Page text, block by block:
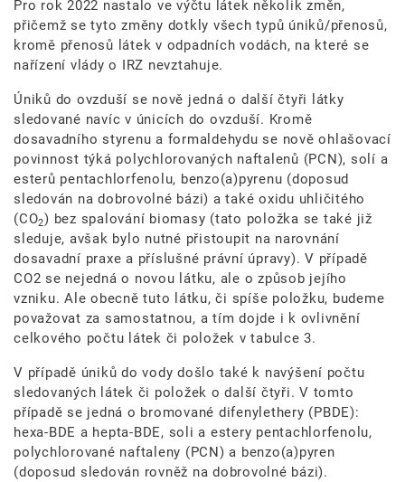
Pro rok 2022 nastalo ve výčtu látek několik změn,
přičemž se tyto změny dotkly všech typů úniků/přenosů,
kromě přenosů látek v odpadních vodách, na které se
nařízení vlády o IRZ nevztahuje.
Úniků do ovzduší se nově jedná o další čtyři látky
sledované navíc v únicích do ovzduší. Kromě
dosavadního styrenu a formaldehydu se nově ohlašovací
povinnost týká polychlorovaných naftalenů (PCN), solí a
esterů pentachlorfenolu, benzo(a)pyrenu (doposud
sledován na dobrovolné bázi) a také oxidu uhličitého
(CO2) bez spalování biomasy (tato položka se také již
sleduje, avšak bylo nutné přistoupit na narovnání
dosavadní praxe a příslušné právní úpravy). V případě
CO2 se nejedná o novou látku, ale o způsob jejího
vzniku. Ale obecně tuto látku, či spíše položku, budeme
považovat za samostatnou, a tím dojde i k ovlivnění
celkového počtu látek či položek v tabulce 3.
V případě úniků do vody došlo také k navýšení počtu
sledovaných látek či položek o další čtyři. V tomto
případě se jedná o bromované difenylethery (PBDE):
hexa-BDE a hepta-BDE, soli a estery pentachlorfenolu,
polychlorované naftaleny (PCN) a benzo(a)pyren
(doposud sledován rovněž na dobrovolné bázi).